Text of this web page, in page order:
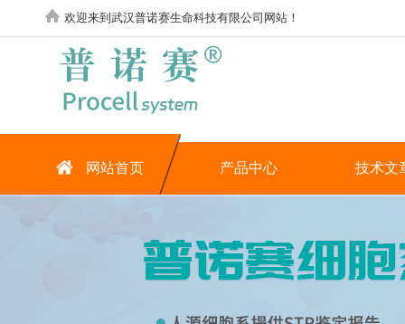
欢迎来到武汉普诺赛生命科技有限公司网站！
网站首页 产品中心 技术文